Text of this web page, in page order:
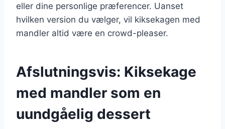
eller dine personlige præferencer. Uanset
hvilken version du vælger, vil kiksekagen med
mandler altid være en crowd-pleaser.
Afslutningsvis: Kiksekage
med mandler som en
uundgåelig dessert